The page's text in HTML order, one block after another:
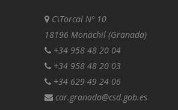
C\Torcal Nº 10
18196 Monachil (Granada)
+34 958 48 20 04
+34 958 48 20 03
+34 629 49 24 06
car.granada@csd.gob.es